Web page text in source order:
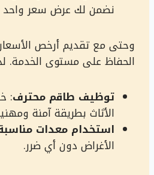
نضمن لك عرض سعر واحد
وحتى مع تقديم أرخص
الحفاظ على مستوى الخدمة.
توظيف طاقم محترف:
الأثاث بطريقة آمنة
استخدام معدات
الأغراض دون أي ضرر.